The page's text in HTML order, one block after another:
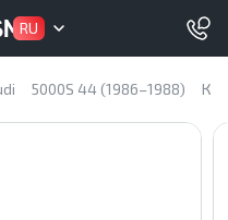
RU
5000S 44 (1986–1988)